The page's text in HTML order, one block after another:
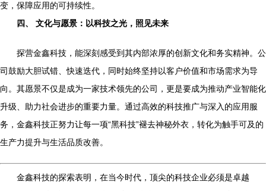
变，保障应用的可持续性。
四、 文化与愿景：以科技之光，照见未来
探营金鑫科技，能深刻感受到其内部浓厚的创新文化和务实精神。公
司鼓励大胆试错、快速迭代，同时始终坚持以客户价值和市场需求为导
向。其愿景不仅是成为一家技术领先的公司，更是要成为推动产业智能化
升级、助力社会进步的重要力量。通过高效的科技推广与深入的应用服
务，金鑫科技正努力让每一项“黑科技”褪去神秘外衣，转化为触手可及的
生产力提升与生活品质改善。
金鑫科技的探索表明，在当今时代，顶尖的科技企业必须是卓越